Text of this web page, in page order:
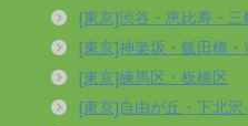
[東京]渋谷・恵比寿・
[東京]神楽坂・飯田橋・
[東京]練馬区・板橋区
[東京]自由が丘・下北沢